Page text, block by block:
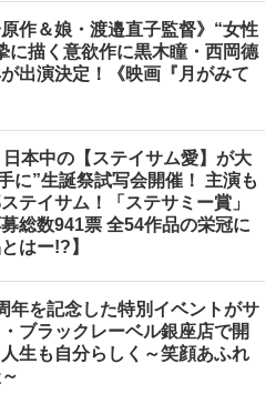
原作＆娘・渡邉直子監督》“女性
に描く意欲作に黒木瞳・西岡德
出演決定！《映画『月がみて
日本中の【ステイサム愛】が大
に”生誕祭試写会開催！ 主演も
テイサム！「ステサミー賞」
総数941票 全54作品の栄冠に
はー!?】
年を記念した特別イベントがサ
ブラックレーベル銀座店で開
生も自分らしく～笑顔あふれ